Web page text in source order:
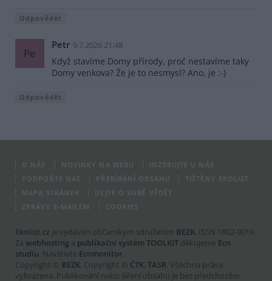
Odpovědět
Pe
Petr 9.7.2026 21:48
Když stavíme Domy přírody, proč nestavíme taky
Domy venkova? Že je to nesmysl? Ano, je :-)
Odpovědět
O NÁS NOVINKY NA WEBU
INZERUJTE U NÁS
PODPOŘTE NÁS
PŘEBÍRÁNÍ OBSAHU
TIŠTĚNÝ EKOLIST
MAPA STRÁNEK
DEJTE O SOBĚ VĚDĚT
ZPRÁVY E-MAILEM
COOKIES
Ekolist.cz je vydáván občanským sdružením BEZK. ISSN 1802-9019.
Za webhosting a publikační systém TOOLKIT děkujeme Ecn
studiu. Navštivte Ecomonitor.
Copyright © BEZK. Copyright © ČTK, TASR. Všechna práva
vyhrazena. Publikování nebo šíření obsahu je bez předchozího